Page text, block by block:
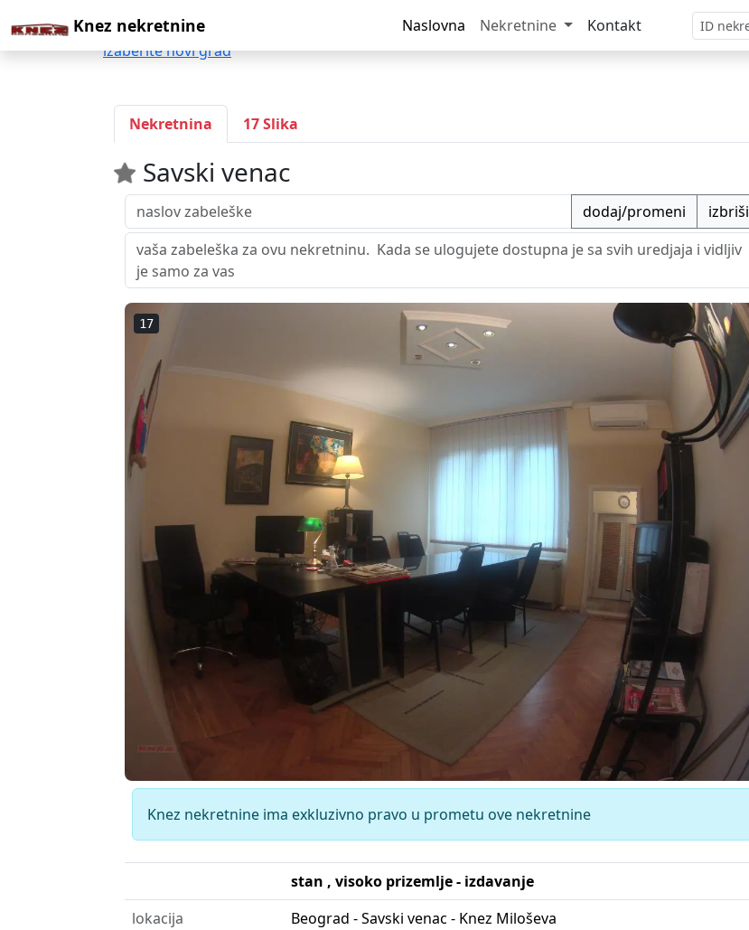
Knez nekretnine Naslovna Nekretnine Kontakt
izaberite novi grad
Nekretnina 17 Slika
Savski venac
dodaj/promeni izbriši
17
Knez nekretnine ima exkluzivno pravo u prometu ove nekretnine
stan , visoko prizemlje - izdavanje
lokacija
Beograd - Savski venac - Knez Miloševa